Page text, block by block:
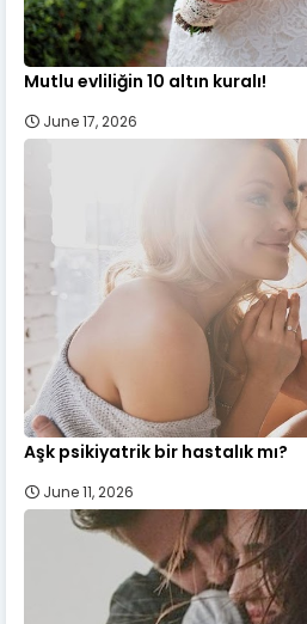
Mutlu evliliğin 10 altın kuralı!
June 17, 2026
Aşk psikiyatrik bir hastalık mı?
June 11, 2026